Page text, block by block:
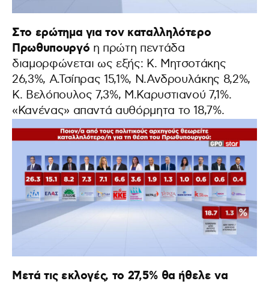
Στο ερώτημα για τον καταλληλότερο
Πρωθυπουργό η πρώτη πεντάδα
διαμορφώνεται ως εξής: Κ. Μητσοτάκης
26,3%, Α.Τσίπρας 15,1%, Ν.Ανδρουλάκης 8,2%,
Κ. Βελόπουλος 7,3%, Μ.Καρυστιανού 7,1%.
«Κανένας» απαντά αυθόρμητα το 18,7%.
Μετά τις εκλογές, το 27,5% θα ήθελε να